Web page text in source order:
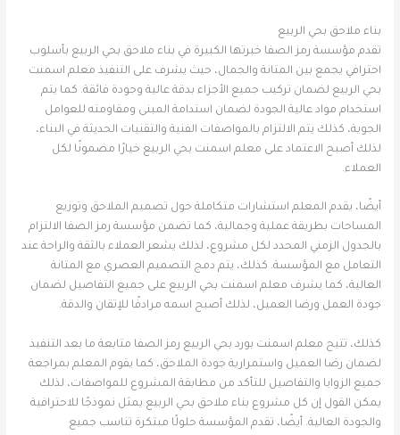
بناء ملاحق بحي الربيع
تقدم مؤسسة رمز الصفا خبرتها الكبيرة في بناء ملاحق بحي الربيع بأسلوب
احترافي يجمع بين المتانة والجمال، حيث يشرف على التنفيذ معلم اسمنت
بحي الربيع لضمان تركيب جميع الأجزاء بدقة عالية وجودة فائقة. كما يتم
استخدام مواد عالية الجودة لضمان استدامة المبنى ومقاومته للعوامل
الجوية، كذلك يتم الالتزام بالمواصفات الفنية والتقنيات الحديثة في البناء،
لذلك أصبح الاعتماد على معلم اسمنت بحي الربيع خيارًا مضمونًا لكل
العملاء.
أيضًا، يقدم المعلم استشارات متكاملة حول تصميم الملاحق وتوزيع
المساحات بطريقة عملية وجمالية، كما تضمن مؤسسة رمز الصفا الالتزام
بالجدول الزمني المحدد لكل مشروع، لذلك يشعر العملاء بالثقة والراحة عند
التعامل مع المؤسسة. كذلك، يتم دمج التصميم العصري مع المتانة
العالية، كما يشرف معلم اسمنت بحي الربيع على جميع التفاصيل لضمان
جودة العمل ورضا العميل، لذلك أصبح اسمه مرادفًا للإتقان والدقة.
كذلك، تتيح معلم اسمنت بورد بحي الربيع رمز الصفا متابعة ما بعد التنفيذ
لضمان رضا العميل واستمرارية جودة الملاحق، كما يقوم المعلم بمراجعة
جميع الزوايا والتفاصيل للتأكد من مطابقة المشروع للمواصفات، لذلك
يمكن القول إن كل مشروع بناء ملاحق بحي الربيع يمثل نموذجًا للاحترافية
والجودة العالية. أيضًا، تقدم المؤسسة حلولًا مبتكرة تناسب جميع